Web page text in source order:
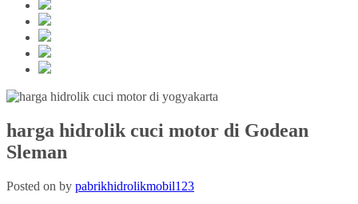
harga hidrolik cuci motor di Godean
Sleman
Posted on by pabrikhidrolikmobil123